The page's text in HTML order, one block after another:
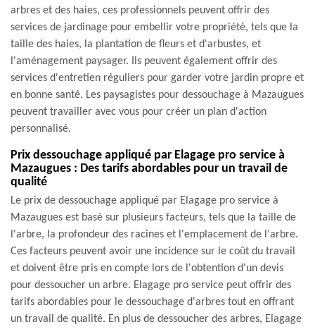
arbres et des haies, ces professionnels peuvent offrir des
services de jardinage pour embellir votre propriété, tels que la
taille des haies, la plantation de fleurs et d'arbustes, et
l'aménagement paysager. Ils peuvent également offrir des
services d'entretien réguliers pour garder votre jardin propre et
en bonne santé. Les paysagistes pour dessouchage à Mazaugues
peuvent travailler avec vous pour créer un plan d'action
personnalisé.
Prix dessouchage appliqué par Elagage pro service à
Mazaugues : Des tarifs abordables pour un travail de
qualité
Le prix de dessouchage appliqué par Elagage pro service à
Mazaugues est basé sur plusieurs facteurs, tels que la taille de
l'arbre, la profondeur des racines et l'emplacement de l'arbre.
Ces facteurs peuvent avoir une incidence sur le coût du travail
et doivent être pris en compte lors de l'obtention d'un devis
pour dessoucher un arbre. Elagage pro service peut offrir des
tarifs abordables pour le dessouchage d'arbres tout en offrant
un travail de qualité. En plus de dessoucher des arbres, Elagage